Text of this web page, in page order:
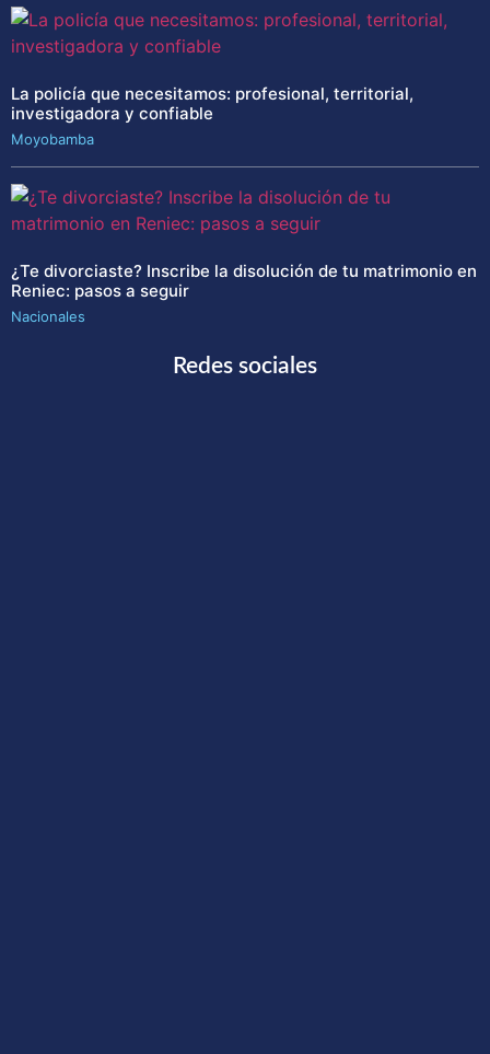
La policía que necesitamos: profesional, territorial,
investigadora y confiable
Moyobamba
¿Te divorciaste? Inscribe la disolución de tu matrimonio en
Reniec: pasos a seguir
Nacionales
Redes sociales